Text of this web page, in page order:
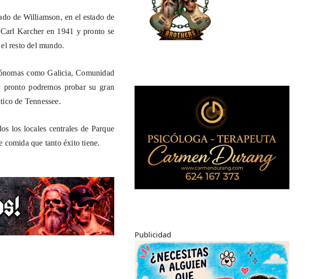
de Williamson, en el estado de
Karcher en 1941 y pronto se
resto del mundo.
como Galicia, Comunidad
podremos probar su gran
de Tennessee.
los locales centrales de Parque
comida que tanto éxito tiene.
Publicidad